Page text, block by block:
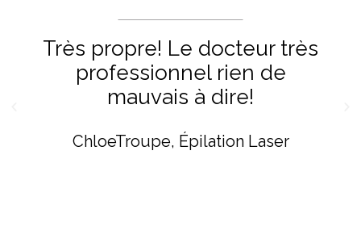
Très propre! Le docteur très
professionnel rien de
mauvais à dire!
ChloeTroupe Épilation Laser